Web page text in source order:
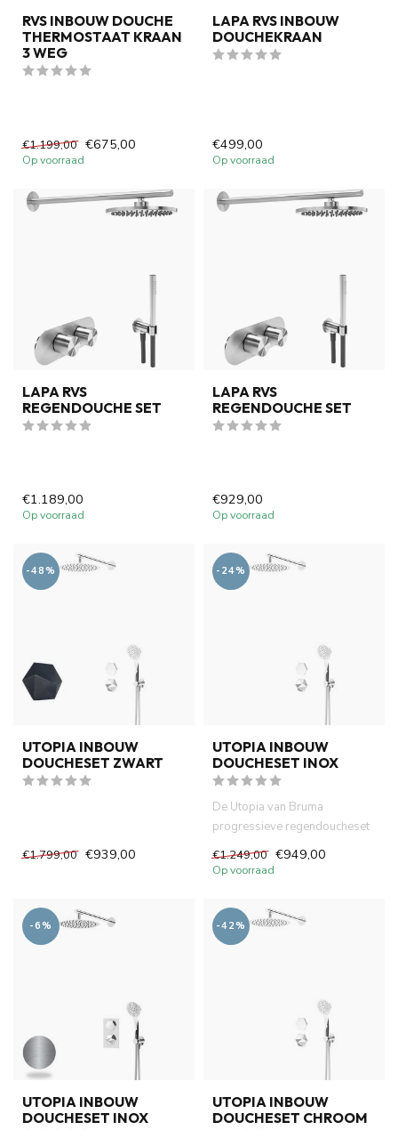
RVS INBOUW DOUCHE
THERMOSTAAT KRAAN
3 WEG
€1.199,00 €675,00
Op voorraad
LAPA RVS INBOUW
DOUCHEKRAAN
€499,00
Op voorraad
LAPA RVS
REGENDOUCHE SET
€1.189,00
Op voorraad
LAPA RVS
REGENDOUCHE SET
€929,00
Op voorraad
-48%
UTOPIA INBOUW
DOUCHESET ZWART
€1.799,00 €939,00
-24%
UTOPIA INBOUW
DOUCHESET INOX
De Utopia van Bruma
progressieve regendoucheset
di...
€1.249,00 €949,00
Op voorraad
-6%
UTOPIA INBOUW
DOUCHESET INOX
-42%
UTOPIA INBOUW
DOUCHESET CHROOM